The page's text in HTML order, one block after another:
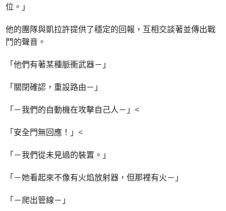
位。」
他的團隊與凱拉許提供了穩定的回報，互相交談著並傳出戰
鬥的聲音。
「他們有著某種脈衝武器－」
「關閉確認，重設路由－」
「－我們的自動機在攻擊自己人－」<
「安全門無回應！」<
「－我們從未見過的裝置。」
「－她看起來不像有火焰放射器，但那裡有火－」
「－爬出管線－」